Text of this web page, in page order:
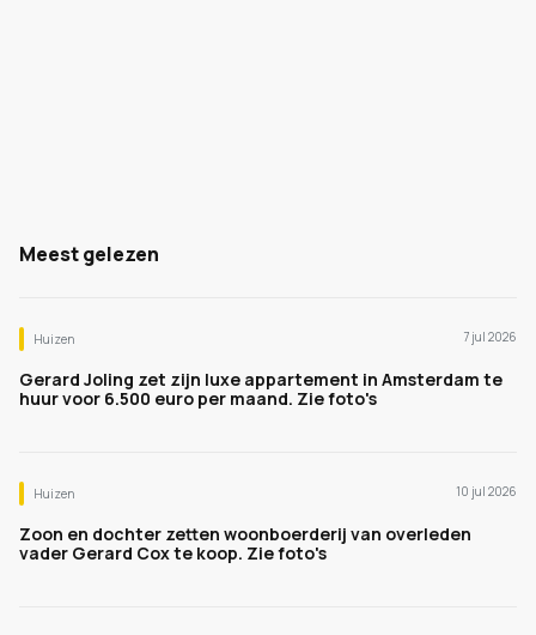
Meest gelezen
Huizen 7 jul 2026
Gerard Joling zet zijn luxe appartement in Amsterdam te
huur voor 6.500 euro per maand. Zie foto's
Huizen 10 jul 2026
Zoon en dochter zetten woonboerderij van overleden
vader Gerard Cox te koop. Zie foto's